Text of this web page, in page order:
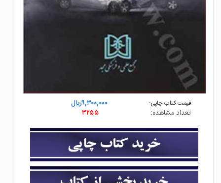
قیمت کتاب چاپی:
۹,۳۰۰,۰۰۰ريال
تعداد مشاهده:
۳۲۵۵